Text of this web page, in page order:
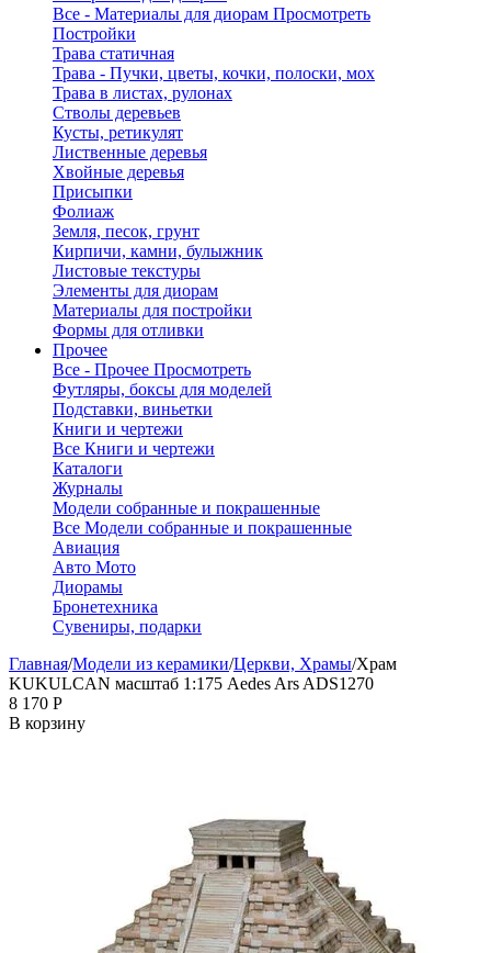
Все - Материалы для диорам Просмотреть
Постройки
Трава статичная
Трава - Пучки, цветы, кочки, полоски, мох
Трава в листах, рулонах
Стволы деревьев
Кусты, ретикулят
Лиственные деревья
Хвойные деревья
Присыпки
Фолиаж
Земля, песок, грунт
Кирпичи, камни, булыжник
Листовые текстуры
Элементы для диорам
Материалы для постройки
Формы для отливки
Прочее
Все - Прочее Просмотреть
Футляры, боксы для моделей
Подставки, виньетки
Книги и чертежи
Все Книги и чертежи
Каталоги
Журналы
Модели собранные и покрашенные
Все Модели собранные и покрашенные
Авиация
Авто Мото
Диорамы
Бронетехника
Сувениры, подарки
Главная/Модели из керамики/Церкви, Храмы/Храм
KUKULCAN масштаб 1:175 Aedes Ars ADS1270
8 170 Р
В корзину